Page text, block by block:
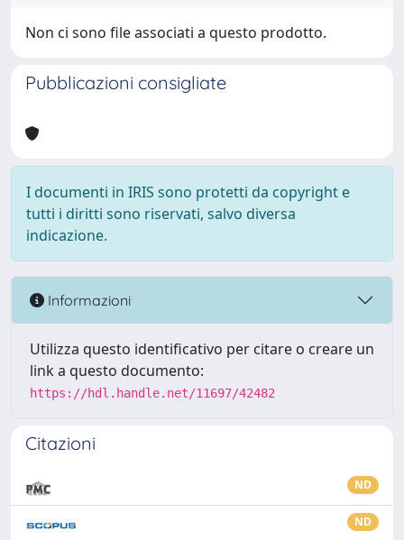
Non ci sono file associati a questo prodotto.
Pubblicazioni consigliate
I documenti in IRIS sono protetti da copyright e
tutti i diritti sono riservati, salvo diversa
indicazione.
Informazioni
Utilizza questo identificativo per citare o creare un
link a questo documento:
https://hdl.handle.net/11697/42482
Citazioni
ND
ND